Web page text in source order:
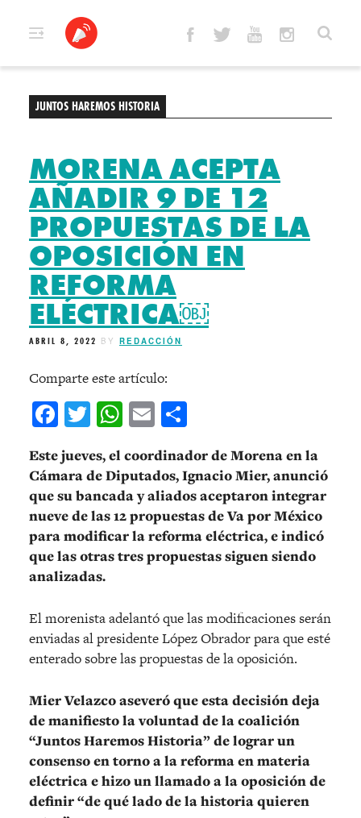
JUNTOS HAREMOS HISTORIA
MORENA ACEPTA
AÑADIR 9 DE 12
PROPUESTAS DE LA
OPOSICIÓN EN
REFORMA
ELÉCTRICA￼
ABRIL 8, 2022 BY REDACCIÓN
Comparte este artículo:
Facebook
Twitter
WhatsApp
Email
Este jueves, el coordinador de Morena en la
Cámara de Diputados, Ignacio Mier, anunció
que su bancada y aliados aceptaron integrar
nueve de las 12 propuestas de Va por México
para modificar la reforma eléctrica, e indicó
que las otras tres propuestas siguen siendo
analizadas.
El morenista adelantó que las modificaciones serán
enviadas al presidente López Obrador para que esté
enterado sobre las propuestas de la oposición.
Mier Velazco aseveró que esta decisión deja
de manifiesto la voluntad de la coalición
“Juntos Haremos Historia” de lograr un
consenso en torno a la reforma en materia
eléctrica e hizo un llamado a la oposición de
definir “de qué lado de la historia quieren